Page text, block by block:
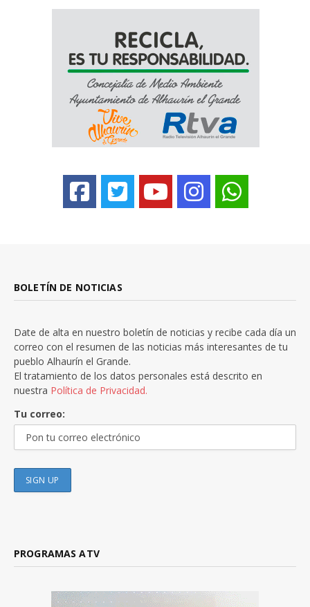
BOLETÍN DE NOTICIAS
Date de alta en nuestro boletín de noticias y recibe cada día un
correo con el resumen de las noticias más interesantes de tu
pueblo Alhaurín el Grande.
El tratamiento de los datos personales está descrito en
nuestra Política de Privacidad.
Tu correo:
PROGRAMAS ATV